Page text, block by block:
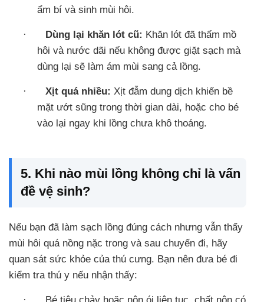
ẩm bí và sinh mùi hôi.
· Dùng lại khăn lót cũ: Khăn lót đã thấm mồ
hôi và nước dãi nếu không được giặt sạch mà
dùng lại sẽ làm ám mùi sang cả lồng.
· Xịt quá nhiều: Xịt đẫm dung dịch khiến bề
mặt ướt sũng trong thời gian dài, hoặc cho bé
vào lại ngay khi lồng chưa khô thoáng.
5. Khi nào mùi lồng không chỉ là vấn
đề vệ sinh?
Nếu bạn đã làm sạch lồng đúng cách nhưng vẫn thấy
mùi hôi quá nồng nặc trong và sau chuyến đi, hãy
quan sát sức khỏe của thú cưng. Bạn nên đưa bé đi
kiểm tra thú y nếu nhận thấy: